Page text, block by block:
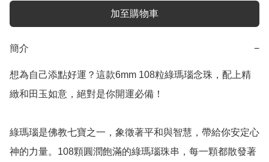
加至購物車
簡介 −
想為自己添點好運？這款6mm 108粒綠瑪瑙念珠，配上精
緻和田玉如意，絕對是你開運必備！
綠瑪瑙是佛教七寶之一，象徵著平和與智慧，帶給你安定心
神的力量。108顆圓潤飽滿的綠瑪瑙珠串，每一顆都散發著